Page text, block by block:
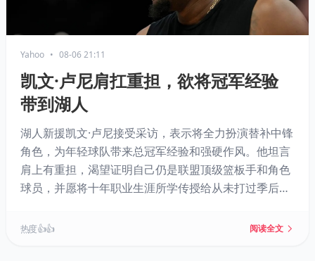
Yahoo • 08-06 21:11
凯文·卢尼肩扛重担，欲将冠军经验
带到湖人
湖人新援凯文·卢尼接受采访，表示将全力扮演替补中锋
角色，为年轻球队带来总冠军经验和强硬作风。他坦言
肩上有重担，渴望证明自己仍是联盟顶级篮板手和角色
球员，并愿将十年职业生涯所学传授给从未打过季后赛
升湖人板凳深度。
热度 👍👍 阅读全文